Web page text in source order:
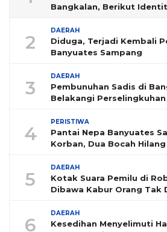
Bangkalan, Berikut
2
DAERAH
Diduga, Terjadi Kembali
Banyuates Sampang
3
DAERAH
Pembunuhan Sadis di
Belakangi Perselingkuhan
4
PERISTIWA
Pantai Nepa Banyuates
Korban, Dua Bocah
5
DAERAH
Kotak Suara Pemilu di
Dibawa Kabur Orang Tak
6
DAERAH
Kesedihan Menyelimuti